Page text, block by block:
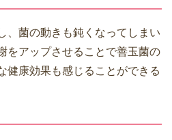
、菌の動きも鈍くなってしまい
をアップさせることで善玉菌の
健康効果も感じることができる